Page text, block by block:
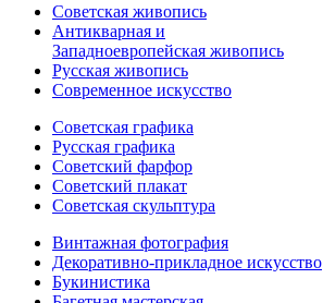
Советская живопись
Антикварная и
Западноевропейская живопись
Русская живопись
Современное искусство
Советская графика
Русская графика
Советский фарфор
Советский плакат
Советская скульптура
Винтажная фотография
Декоративно-прикладное искусство
Букинистика